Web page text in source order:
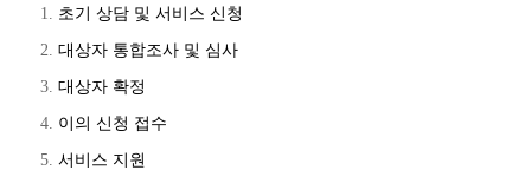
초기 상담 및 서비스 신청
대상자 통합조사 및 심사
대상자 확정
이의 신청 접수
서비스 지원